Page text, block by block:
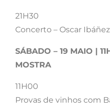
21H30
Concerto – Oscar
SÁBADO – 19 MAIO |
MOSTRA
11H00
Provas de vinhos com